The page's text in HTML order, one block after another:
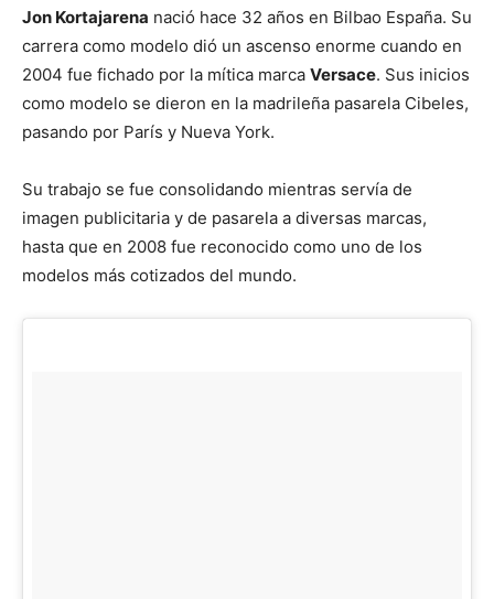
Jon Kortajarena nació hace 32 años en Bilbao España. Su
carrera como modelo dió un ascenso enorme cuando en
2004 fue fichado por la mítica marca Versace. Sus inicios
como modelo se dieron en la madrileña pasarela Cibeles,
pasando por París y Nueva York.
Su trabajo se fue consolidando mientras servía de
imagen publicitaria y de pasarela a diversas marcas,
hasta que en 2008 fue reconocido como uno de los
modelos más cotizados del mundo.